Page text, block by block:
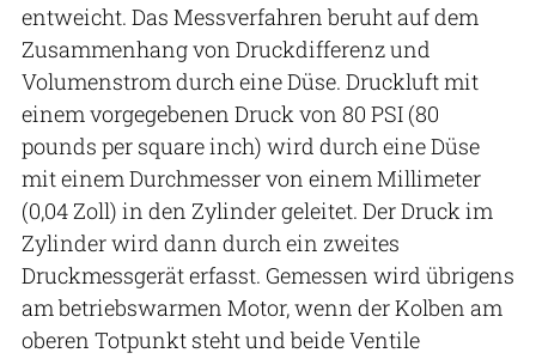
entweicht. Das Messverfahren beruht auf dem
Zusammenhang von Druckdifferenz und
Volumenstrom durch eine Düse. Druckluft mit
einem vorgegebenen Druck von 80 PSI (80
pounds per square inch) wird durch eine Düse
mit einem Durchmesser von einem Millimeter
(0,04 Zoll) in den Zylinder geleitet. Der Druck im
Zylinder wird dann durch ein zweites
Druckmessgerät erfasst. Gemessen wird übrigens
am betriebswarmen Motor, wenn der Kolben am
oberen Totpunkt steht und beide Ventile